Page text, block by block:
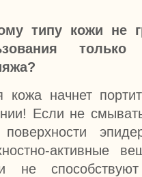
типу кожи не
кожа начнет
Если не
активные
не